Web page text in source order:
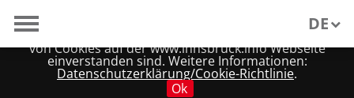
möglichst benutzerfreundlich zu gestalten. Wenn Sie
fortfahren, nehmen wir an, dass Sie mit der Verwendung
von Cookies auf der www.innsbruck.info Webseite
einverstanden sind. Weitere Informationen:
Datenschutzerklärung/Cookie-Richtlinie.
Ok
DE